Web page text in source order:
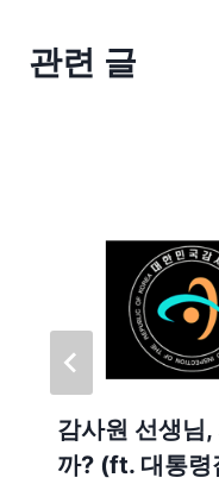
관련 글
감사원 선생님
까? (ft. 대통령